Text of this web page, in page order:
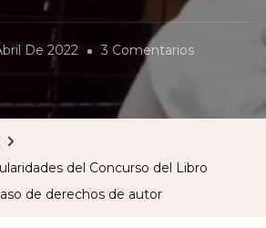
De 2022 3 ComentariosEn
del Concurso del Libro
de derechos de autor